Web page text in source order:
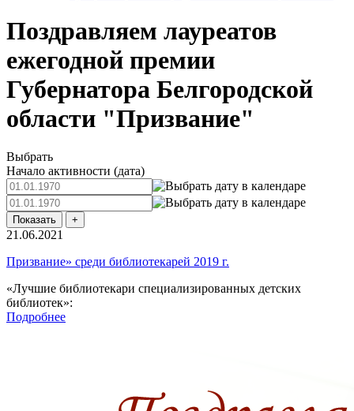
Поздравляем лауреатов
ежегодной премии
Губернатора Белгородской
области "Призвание"
Выбрать
Начало активности (дата)
21.06.2021
Призвание» среди библиотекарей 2019 г.
«Лучшие библиотекари специализированных детских
библиотек»:
Подробнее